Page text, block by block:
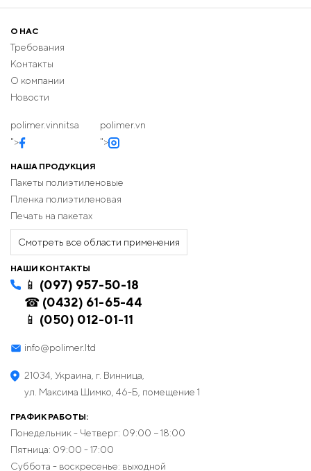
О НАС
Требования
Контакты
О компании
Новости
polimer.vinnitsa
">
polimer.vn
">
НАША ПРОДУКЦИЯ
Пакеты полиэтиленовые
Пленка полиэтиленовая
Печать на пакетах
Смотреть все области применения
НАШИ КОНТАКТЫ
📱 (097) 957-50-18
☎ (0432) 61-65-44
📱 (050) 012-01-11
info@polimer.ltd
21034, Украина, г. Винница,
ул. Максима Шимко, 46-Б, помещение 1
ГРАФИК РАБОТЫ:
Понедельник - Четверг: 09:00 − 18:00
Пятница: 09:00 - 17:00
Суббота - воскресенье: выходной